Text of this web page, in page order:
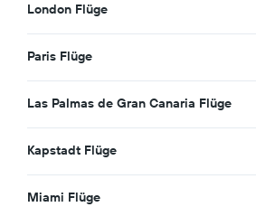
London Flüge
Paris Flüge
Las Palmas de Gran Canaria Flüge
Kapstadt Flüge
Miami Flüge